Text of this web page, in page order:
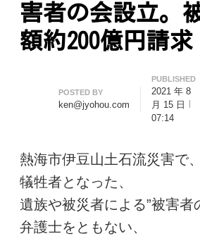
害者の会設立。
額約200億円請求
Author
POSTED BY
ken@jyohou.com
PUBLISHED
2021 年 8
月 15 日
07:14
熱海市伊豆山土石流災害で、
犠牲者となった、
遺族や被災者による”被害者
弁護士をともない、